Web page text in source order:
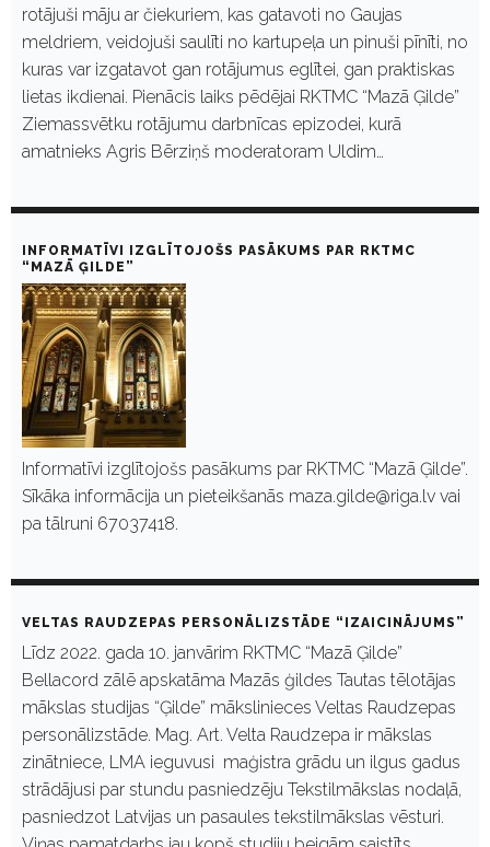
rotājuši māju ar čiekuriem, kas gatavoti no Gaujas
meldriem, veidojuši saulīti no kartupeļa un pinuši pīnīti, no
kuras var izgatavot gan rotājumus eglītei, gan praktiskas
lietas ikdienai. Pienācis laiks pēdējai RKTMC “Mazā Ģilde”
Ziemassvētku rotājumu darbnīcas epizodei, kurā
amatnieks Agris Bērziņš moderatoram Uldim…
INFORMATĪVI IZGLĪTOJOŠS PASĀKUMS PAR RKTMC
“MAZĀ ĢILDE”
Informatīvi izglītojošs pasākums par RKTMC “Mazā Ģilde”.
Sīkāka informācija un pieteikšanās maza.gilde@riga.lv vai
pa tālruni 67037418.
VELTAS RAUDZEPAS PERSONĀLIZSTĀDE “IZAICINĀJUMS”
Līdz 2022. gada 10. janvārim RKTMC “Mazā Ģilde”
Bellacord zālē apskatāma Mazās ģildes Tautas tēlotājas
mākslas studijas “Ģilde” mākslinieces Veltas Raudzepas
personālizstāde. Mag. Art. Velta Raudzepa ir mākslas
zinātniece, LMA ieguvusi maģistra grādu un ilgus gadus
strādājusi par stundu pasniedzēju Tekstilmākslas nodaļā,
pasniedzot Latvijas un pasaules tekstilmākslas vēsturi.